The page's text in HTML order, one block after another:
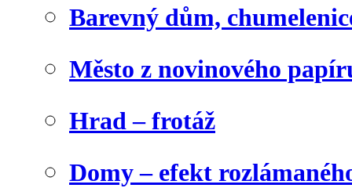
Barevný dům,
Město z novinového
Hrad – frotáž
Domy – efekt